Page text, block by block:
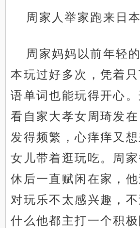
周家人举家跑来日
周家妈妈以前年轻
本玩过好多次，凭着
语单词也能玩得开心
看自家大孝女周琦发
发得频繁，心痒痒又
女儿带着逛玩吃。周
休后一直赋闲在家，他
对玩乐不太感兴趣，
什么他都主打一个积